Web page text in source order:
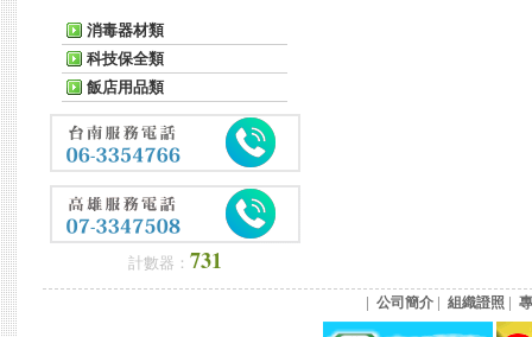
消毒器材類
科技保全類
飯店用品類
計數器： 731
| 公司簡介 | 組織證照 |